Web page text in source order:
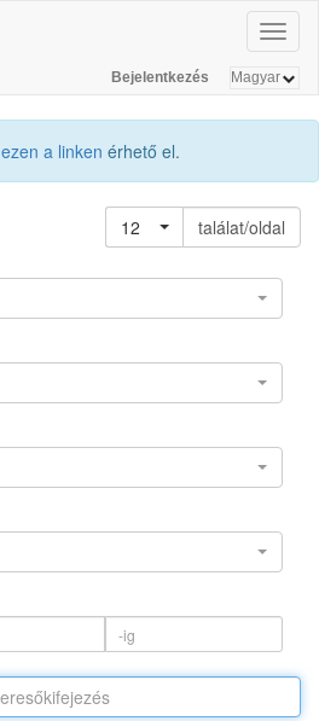
Bejelentkezés
ezen a linken érhető el.
12
találat/oldal